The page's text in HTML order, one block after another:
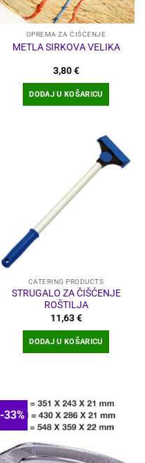
OPREMA ZA ČIŠĆENJE
METLA SIRKOVA VELIKA
3,80€
DODAJ U KOŠARICU
CATERING PRODUCTS
STRUGALO ZA ČIŠĆENJE
ROŠTILJA
11,63€
DODAJ U KOŠARICU
-33%